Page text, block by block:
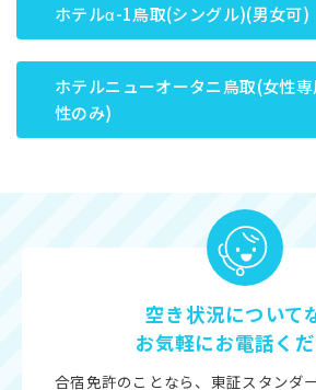
ホテルα-1鳥取(シングル)(男女可)
ホテルニューオータニ鳥取(女性
性のみ)
空き状況について
お気軽にお電話く
合宿免許のことなら、東証スタンダ